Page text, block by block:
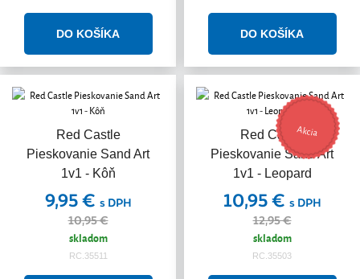
Red Castle
Pieskovanie Sand Art
1v1 - Kôň
9,95 € s DPH
10,95 €
skladom
RC.35511
Red Castle
Pieskovanie Sand Art
1v1 - Leopard
Akcia
10,95 € s DPH
12,95 €
skladom
RC.35503